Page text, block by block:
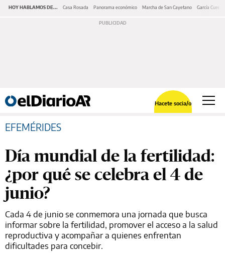
HOY HABLAMOS DE... Casa Rosada Panorama económico Marcha de San Cayetano García Cuerva
Hacete socia/o
EFEMÉRIDES
Día mundial de la fertilidad:
¿por qué se celebra el 4 de
junio?
Cada 4 de junio se conmemora una jornada que busca
informar sobre la fertilidad, promover el acceso a la salud
reproductiva y acompañar a quienes enfrentan
dificultades para concebir.